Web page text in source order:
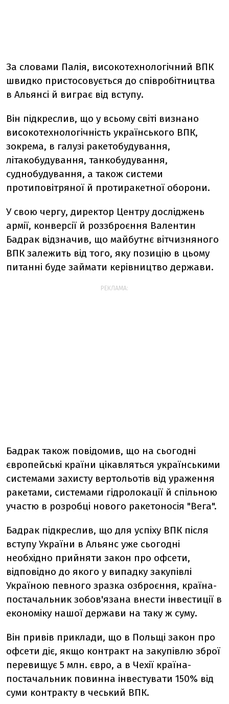
За словами Палія, високотехнологічний ВПК
швидко пристосовується до співробітництва
в Альянсі й виграє від вступу.
Він підкреслив, що у всьому світі визнано
високотехнологічність українського ВПК,
зокрема, в галузі ракетобудування,
літакобудування, танкобудування,
суднобудування, а також системи
протиповітряної й протиракетної оборони.
У свою чергу, директор Центру досліджень
армії, конверсії й роззброєння Валентин
Бадрак відзначив, що майбутнє вітчизняного
ВПК залежить від того, яку позицію в цьому
питанні буде займати керівництво держави.
РЕКЛАМА:
Бадрак також повідомив, що на сьогодні
європейські країни цікавляться українськими
системами захисту вертольотів від ураження
ракетами, системами гідролокації й спільною
участю в розробці нового ракетоносія "Вега".
Бадрак підкреслив, що для успіху ВПК після
вступу України в Альянс уже сьогодні
необхідно прийняти закон про офсети,
відповідно до якого у випадку закупівлі
Україною певного зразка озброєння, країна-
постачальник зобов'язана внести інвестиції в
економіку нашої держави на таку ж суму.
Він привів приклади, що в Польщі закон про
офсети діє, якщо контракт на закупівлю зброї
перевищує 5 млн. євро, а в Чехії країна-
постачальник повинна інвестувати 150% від
суми контракту в чеський ВПК.